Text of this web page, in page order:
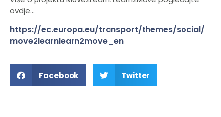
ovdje…
https://ec.europa.eu/transport/themes/social/
move2learnlearn2move_en
Facebook Twitter